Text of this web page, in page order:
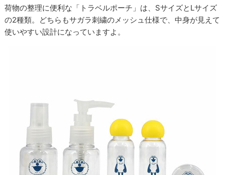
荷物の整理に便利な「トラベルポーチ」は、SサイズとLサイズ
の2種類。どちらもサガラ刺繍のメッシュ仕様で、中身が見えて
使いやすい設計になっていますよ。